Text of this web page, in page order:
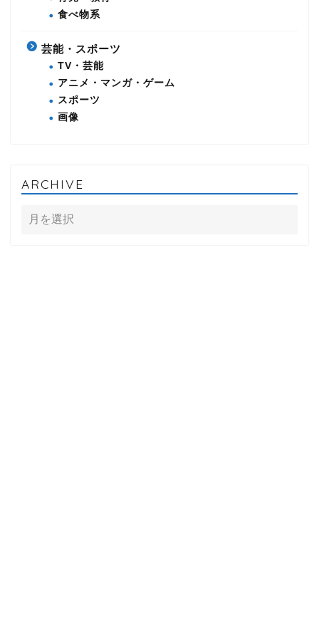
食べ物系
芸能・スポーツ
TV・芸能
アニメ・マンガ・ゲーム
スポーツ
画像
ARCHIVE